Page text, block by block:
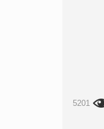
5201